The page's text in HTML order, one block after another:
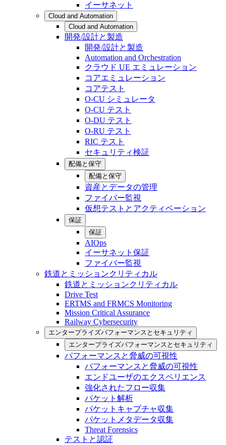
イーサネット
Cloud and Automation
Cloud and Automation
開発/設計と製造
開発/設計と製造
Automation and Orchestration
クラウド UE エミュレーション
コアエミュレーション
コアテスト
O-CU シミュレータ
O-CU テスト
O-DU テスト
O-RU テスト
RIC テスト
セキュリティ検証
配備と保守
配備と保守
資産とデータの管理
ファイバー監視
仮想テストとアクティベーション
保証
保証
AIOps
イーサネット保証
ファイバー監視
鉄道とミッションクリティカル
鉄道とミッションクリティカル
Drive Test
ERTMS and FRMCS Monitoring
Mission Critical Assurance
Railway Cybersecurity
エンタープライズパフォーマンスとセキュリティ
エンタープライズパフォーマンスとセキュリティ
パフォーマンスと脅威の可視性
パフォーマンスと脅威の可視性
エンドユーザのエクスペリエンス
強化されたフロー収集
パケット解析
パケットキャプチャ収集
パケットメタデータ収集
Threat Forensics
テストと認証